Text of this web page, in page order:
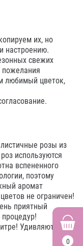
0
их, но
настроению.
свежих
любимый цветок,
розы из
используются
вспененного
поэтому
аромат
не ограничен!
приятный
Удивляют,